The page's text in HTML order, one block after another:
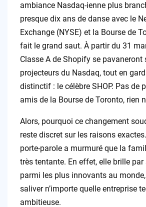
ambiance Nasdaq-ienne plus
presque dix ans de danse avec le
Exchange (NYSE) et la Bourse de
fait le grand saut. À partir du 31
Classe A de Shopify se pavaneront
projecteurs du Nasdaq, tout en
distinctif : le célèbre SHOP. Pas de
amis de la Bourse de Toronto, rien
Alors, pourquoi ce changement
reste discret sur les raisons
porte-parole a murmuré que la
très tentante. En effet, elle brille
parmi les plus innovants au
saliver n’importe quelle entreprise
ambitieuse.